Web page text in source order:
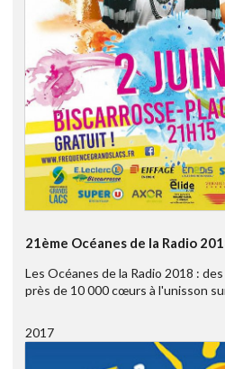
21ème Océanes de la Radio
Les Océanes de la Radio 2018 :
près de 10 000 cœurs à l'unisson
2017